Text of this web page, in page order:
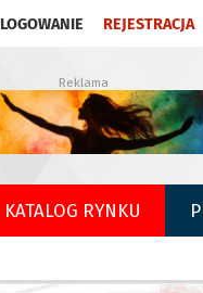
LOGOWANIE REJESTRACJA
Reklama
KATALOG RYNKU